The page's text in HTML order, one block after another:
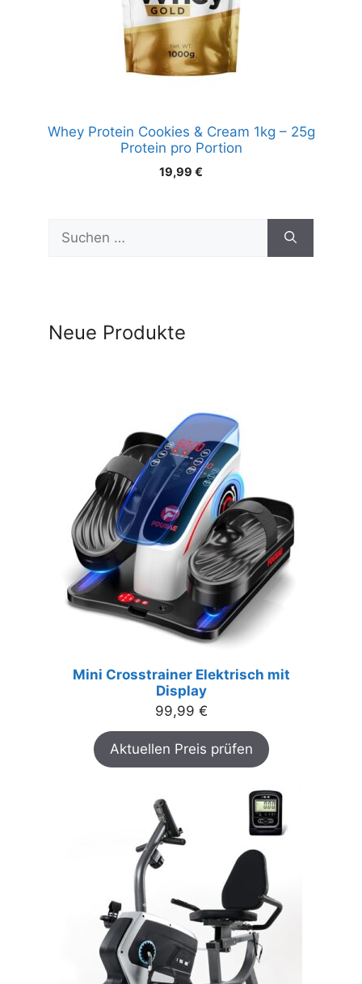
Whey Protein Cookies & Cream 1kg – 25g
Protein pro Portion
19,99 €
Suchen
nach:
Neue Produkte
Mini Crosstrainer Elektrisch mit
Display
99,99 €
Aktuellen Preis prüfen